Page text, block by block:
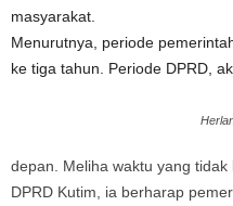
masyarakat.
Menurutnya, periode
ke tiga tahun. Periode DPRD,
depan. Meliha waktu yang
DPRD Kutim, ia berharap